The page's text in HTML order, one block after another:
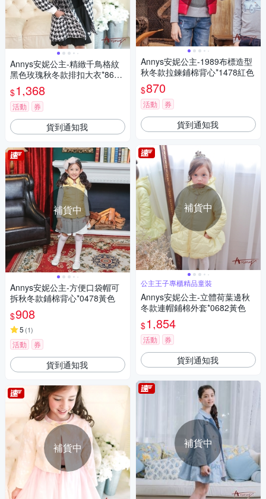
Annys安妮公主-精緻千鳥格紋
黑色玫瑰秋冬款排扣大衣*8657
黑色
$1,368
活動 券
貨到通知我
補貨中
Annys安妮公主-方便口袋帽可
拆秋冬款鋪棉背心*0478黃色
$908
5 (1)
活動 券
貨到通知我
補貨中
Annys安妮公主-1989布標造型
秋冬款拉鍊鋪棉背心*1478紅色
$870
活動 券
貨到通知我
補貨中
公主王子專櫃精品童裝
Annys安妮公主-立體荷葉邊秋
冬款連帽鋪棉外套*0682黃色
$1,854
活動 券
貨到通知我
補貨中